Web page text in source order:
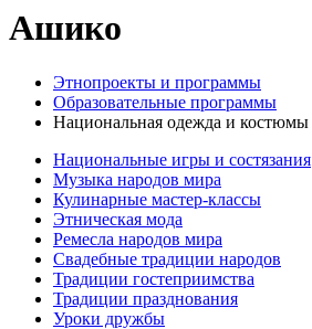
Ашико
Этнопроекты и программы
Образовательные программы
Национальная одежда и костюмы
Национальные игры и состязания
Музыка народов мира
Кулинарные мастер-классы
Этническая мода
Ремесла народов мира
Свадебные традиции народов
Традиции гостеприимства
Традиции празднования
Уроки дружбы